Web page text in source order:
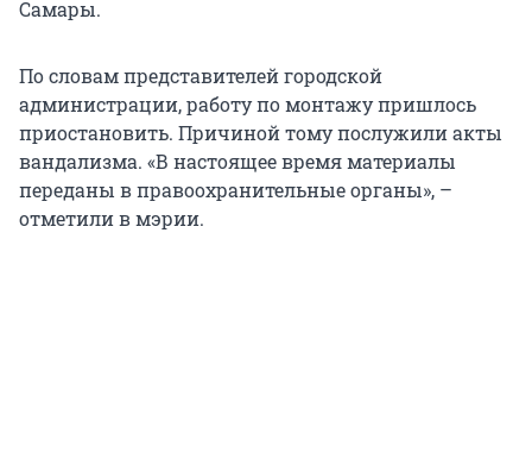
Самары.
По словам представителей городской
администрации, работу по монтажу пришлось
приостановить. Причиной тому послужили акты
вандализма. «В настоящее время материалы
переданы в правоохранительные органы», –
отметили в мэрии.